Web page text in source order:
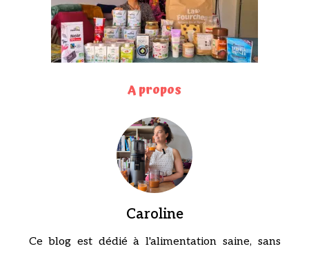
A propos
Caroline
Ce blog est dédié à l'alimentation saine, sans